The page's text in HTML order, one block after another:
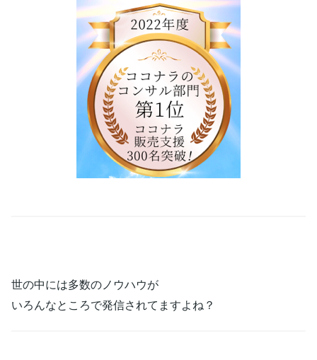
世の中には多数のノウハウが
いろんなところで発信されてますよね？